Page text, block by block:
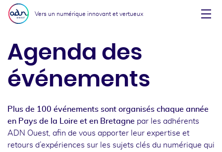
Aller au menu
Aller au contenu
Vers un numérique innovant et vertueux
Agenda des
événements
Plus de 100 événements sont organisés chaque année
en Pays de la Loire et en Bretagne par les adhérents
ADN Ouest, afin de vous apporter leur expertise et
retours d’expériences sur les sujets clés du numérique qui